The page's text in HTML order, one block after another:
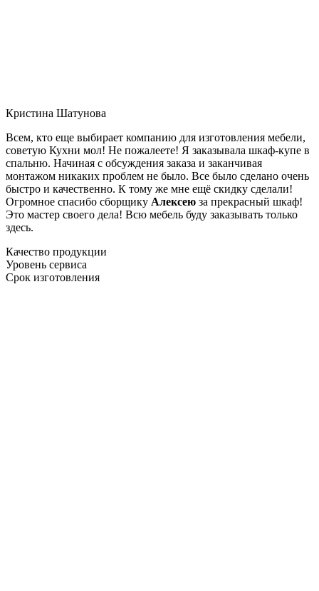
Кристина Шатунова
Всем, кто еще выбирает компанию для изготовления мебели,
советую Кухни мол! Не пожалеете! Я заказывала шкаф-купе в
спальню. Начиная с обсуждения заказа и заканчивая
монтажом никаких проблем не было. Все было сделано очень
быстро и качественно. К тому же мне ещё скидку сделали!
Огромное спасибо сборщику Алексею за прекрасный шкаф!
Это мастер своего дела! Всю мебель буду заказывать только
здесь.
Качество продукции
Уровень сервиса
Срок изготовления